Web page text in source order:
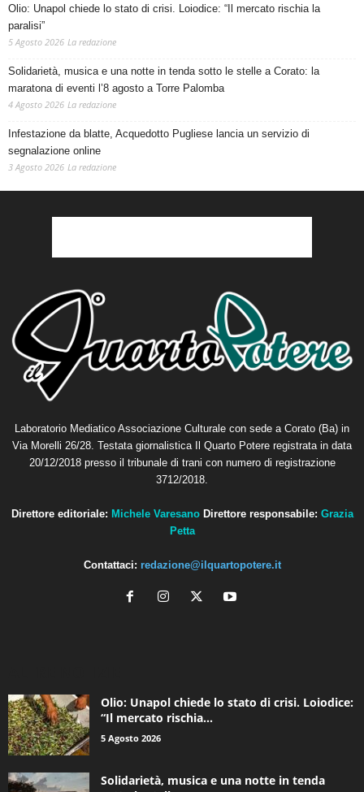
Olio: Unapol chiede lo stato di crisi. Loiodice: “Il mercato rischia la
paralisi”
5 Agosto 2026 La redazione
Solidarietà, musica e una notte in tenda sotto le stelle a Corato: la
maratona di eventi l’8 agosto a Torre Palomba
4 Agosto 2026 La redazione
Infestazione da blatte, Acquedotto Pugliese lancia un servizio di
segnalazione online
3 Agosto 2026 La redazione
Laboratorio Mediatico Associazione Culturale con sede a Corato (Ba) in
Via Morelli 26/28. Testata giornalistica Il Quarto Potere registrata in data
20/12/2018 presso il tribunale di trani con numero di registrazione
3712/2018.
Direttore editoriale: Michele Varesano Direttore responsabile: Grazia
Petta
Contattaci: redazione@ilquartopotere.it
Olio: Unapol chiede lo stato di crisi. Loiodice:
“Il mercato rischia...
5 Agosto 2026
Solidarietà, musica e una notte in tenda